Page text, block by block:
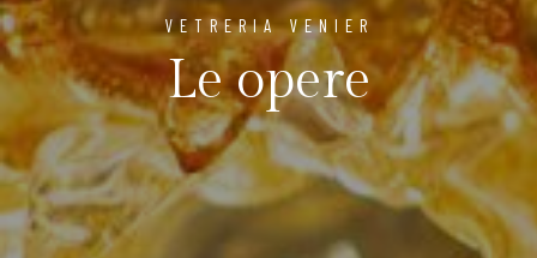
VETRERIA VENIER
Le opere